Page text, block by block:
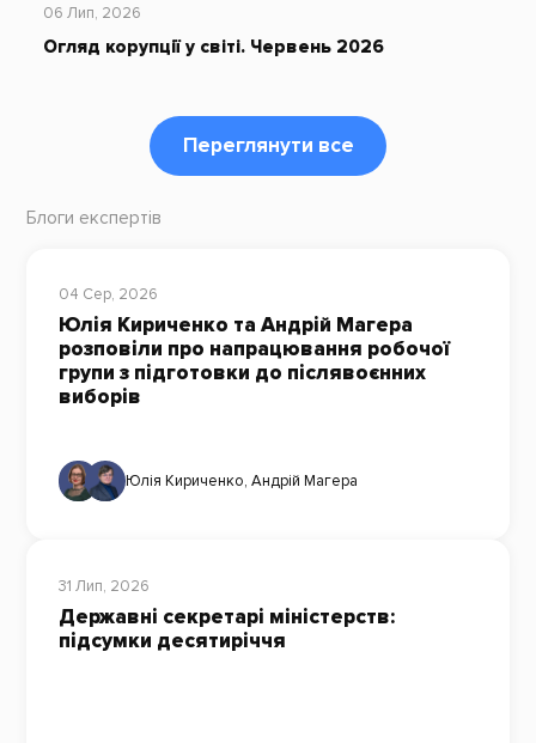
06 Лип, 2026
Огляд корупції у світі. Червень 2026
Переглянути все
Блоги експертів
04 Сер, 2026
Юлія Кириченко та Андрій Магера
розповіли про напрацювання робочої
групи з підготовки до післявоєнних
виборів
Юлія Кириченко, Андрій Магера
31 Лип, 2026
Державні секретарі міністерств:
підсумки десятиріччя